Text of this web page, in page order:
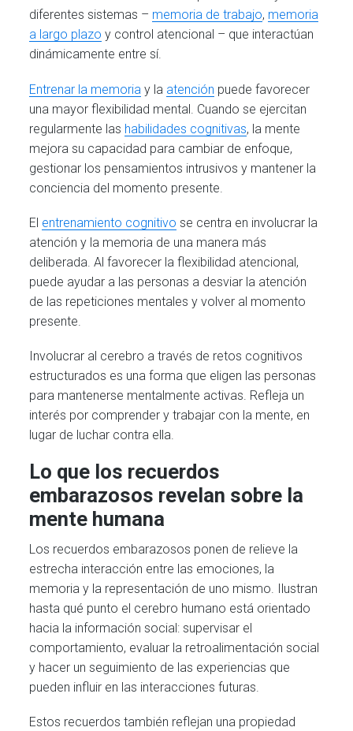
diferentes sistemas – memoria de trabajo, memoria
a largo plazo y control atencional – que interactúan
dinámicamente entre sí.
Entrenar la memoria y la atención puede favorecer
una mayor flexibilidad mental. Cuando se ejercitan
regularmente las habilidades cognitivas, la mente
mejora su capacidad para cambiar de enfoque,
gestionar los pensamientos intrusivos y mantener la
conciencia del momento presente.
El entrenamiento cognitivo se centra en involucrar la
atención y la memoria de una manera más
deliberada. Al favorecer la flexibilidad atencional,
puede ayudar a las personas a desviar la atención
de las repeticiones mentales y volver al momento
presente.
Involucrar al cerebro a través de retos cognitivos
estructurados es una forma que eligen las personas
para mantenerse mentalmente activas. Refleja un
interés por comprender y trabajar con la mente, en
lugar de luchar contra ella.
Lo que los recuerdos
embarazosos revelan sobre la
mente humana
Los recuerdos embarazosos ponen de relieve la
estrecha interacción entre las emociones, la
memoria y la representación de uno mismo. Ilustran
hasta qué punto el cerebro humano está orientado
hacia la información social: supervisar el
comportamiento, evaluar la retroalimentación social
y hacer un seguimiento de las experiencias que
pueden influir en las interacciones futuras.
Estos recuerdos también reflejan una propiedad